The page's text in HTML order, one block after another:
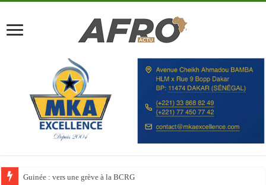
Guinée : vers une grève à la BCRG